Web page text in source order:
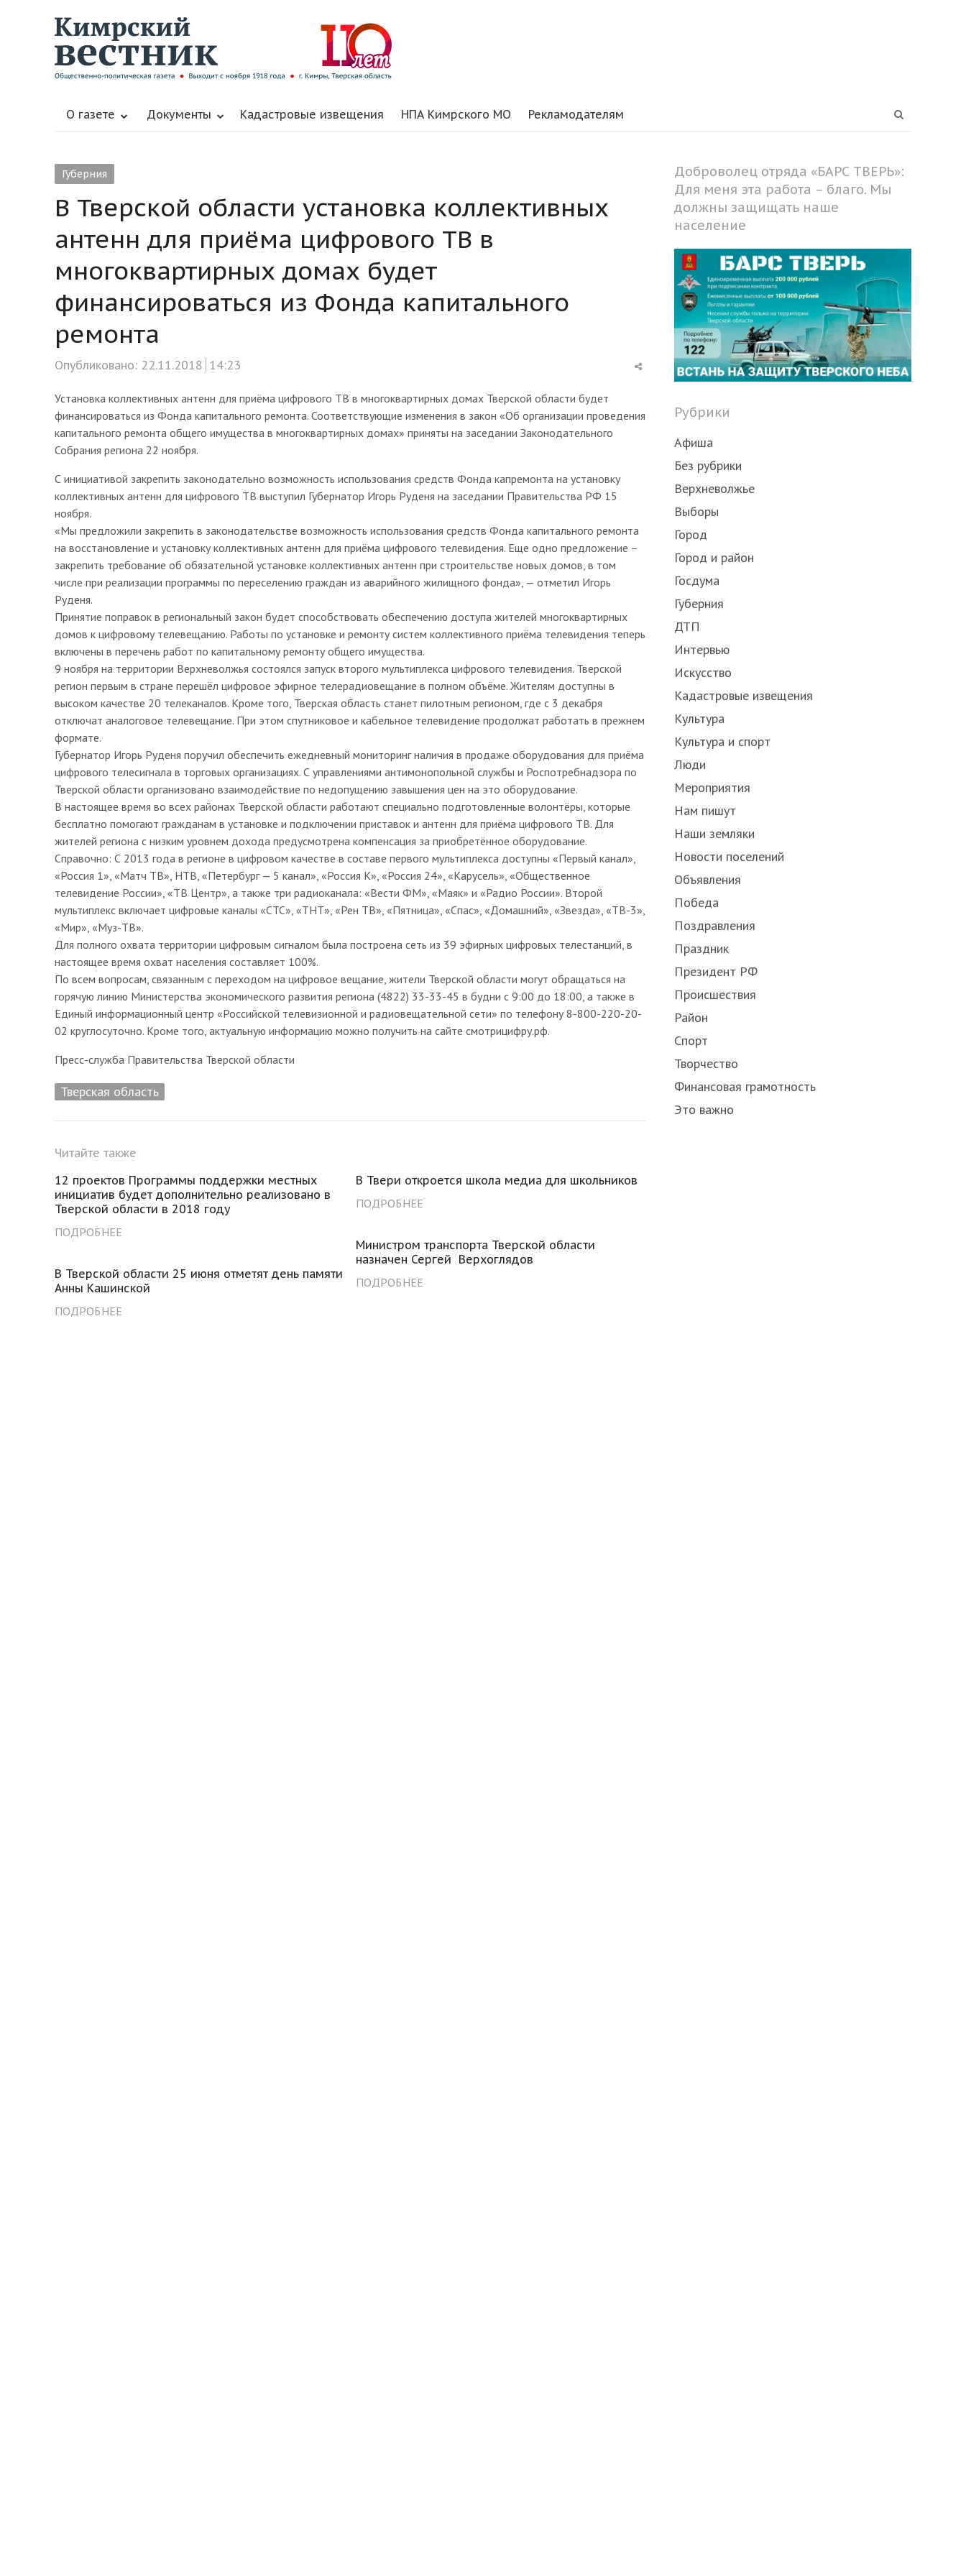
О газете Документы Кадастровые извещения НПА Кимрского МО Рекламодателям
Губерния
В Тверской области установка коллективных
антенн для приёма цифрового ТВ в
многоквартирных домах будет
финансироваться из Фонда капитального
ремонта
Опубликовано: 22.11.2018 14:23
Share
Установка коллективных антенн для приёма цифрового ТВ в многоквартирных домах Тверской области будет
финансироваться из Фонда капитального ремонта. Соответствующие изменения в закон «Об организации проведения
капитального ремонта общего имущества в многоквартирных домах» приняты на заседании Законодательного
Собрания региона 22 ноября.
С инициативой закрепить законодательно возможность использования средств Фонда капремонта на установку
коллективных антенн для цифрового ТВ выступил Губернатор Игорь Руденя на заседании Правительства РФ 15
ноября.
«Мы предложили закрепить в законодательстве возможность использования средств Фонда капитального ремонта
на восстановление и установку коллективных антенн для приёма цифрового телевидения. Еще одно предложение –
закрепить требование об обязательной установке коллективных антенн при строительстве новых домов, в том
числе при реализации программы по переселению граждан из аварийного жилищного фонда», — отметил Игорь
Руденя.
Принятие поправок в региональный закон будет способствовать обеспечению доступа жителей многоквартирных
домов к цифровому телевещанию. Работы по установке и ремонту систем коллективного приёма телевидения теперь
включены в перечень работ по капитальному ремонту общего имущества.
9 ноября на территории Верхневолжья состоялся запуск второго мультиплекса цифрового телевидения. Тверской
регион первым в стране перешёл цифровое эфирное телерадиовещание в полном объёме. Жителям доступны в
высоком качестве 20 телеканалов. Кроме того, Тверская область станет пилотным регионом, где с 3 декабря
отключат аналоговое телевещание. При этом спутниковое и кабельное телевидение продолжат работать в прежнем
формате.
Губернатор Игорь Руденя поручил обеспечить ежедневный мониторинг наличия в продаже оборудования для приёма
цифрового телесигнала в торговых организациях. С управлениями антимонопольной службы и Роспотребнадзора по
Тверской области организовано взаимодействие по недопущению завышения цен на это оборудование.
В настоящее время во всех районах Тверской области работают специально подготовленные волонтёры, которые
бесплатно помогают гражданам в установке и подключении приставок и антенн для приёма цифрового ТВ. Для
жителей региона с низким уровнем дохода предусмотрена компенсация за приобретённое оборудование.
Справочно: С 2013 года в регионе в цифровом качестве в составе первого мультиплекса доступны «Первый канал»,
«Россия 1», «Матч ТВ», НТВ, «Петербург — 5 канал», «Россия К», «Россия 24», «Карусель», «Общественное
телевидение России», «ТВ Центр», а также три радиоканала: «Вести ФМ», «Маяк» и «Радио России». Второй
мультиплекс включает цифровые каналы «СТС», «ТНТ», «Рен ТВ», «Пятница», «Спас», «Домашний», «Звезда», «ТВ-3»,
«Мир», «Муз-ТВ».
Для полного охвата территории цифровым сигналом была построена сеть из 39 эфирных цифровых телестанций, в
настоящее время охват населения составляет 100%.
По всем вопросам, связанным с переходом на цифровое вещание, жители Тверской области могут обращаться на
горячую линию Министерства экономического развития региона (4822) 33-33-45 в будни с 9:00 до 18:00, а также в
Единый информационный центр «Российской телевизионной и радиовещательной сети» по телефону 8-800-220-20-
02 круглосуточно. Кроме того, актуальную информацию можно получить на сайте смотрицифру.рф.
Пресс-служба Правительства Тверской области
Тверская область
Читайте также
12 проектов Программы поддержки местных
инициатив будет дополнительно реализовано в
Тверской области в 2018 году
ПОДРОБНЕЕ
В Твери откроется школа медиа для школьников
ПОДРОБНЕЕ
Министром транспорта Тверской области
назначен Сергей Верхоглядов
ПОДРОБНЕЕ
В Тверской области 25 июня отметят день памяти
Анны Кашинской
ПОДРОБНЕЕ
Доброволец отряда «БАРС ТВЕРЬ»:
Для меня эта работа – благо. Мы
должны защищать наше
население
Рубрики
Афиша
Без рубрики
Верхневолжье
Выборы
Город
Город и район
Госдума
Губерния
ДТП
Интервью
Искусство
Кадастровые извещения
Культура
Культура и спорт
Люди
Мероприятия
Нам пишут
Наши земляки
Новости поселений
Объявления
Победа
Поздравления
Праздник
Президент РФ
Происшествия
Район
Спорт
Творчество
Финансовая грамотность
Это важно